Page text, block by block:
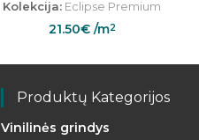
Kolekcija: Eclipse Premium
21.50€/m2
Produktų Kategorijos
Vinilinės grindys